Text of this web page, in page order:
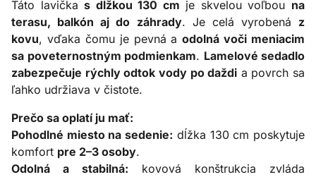
Táto lavičkas dĺžkou 130 cm je skvelou voľbou na
terasu, balkón aj do záhrady. Je celá vyrobená z
kovu, vďaka čomu je pevná aodolná voči meniacim
sa poveternostným podmienkam. Lamelové sedadlo
zabezpečuje rýchly odtok vody po daždi a povrch sa
ľahko udržiava v čistote.
Prečo sa oplatí ju mať:
Pohodlné miesto na sedenie: dĺžka 130 cm poskytuje
komfort pre 2–3 osoby.
Odolná a stabilná: kovová konštrukcia zvláda